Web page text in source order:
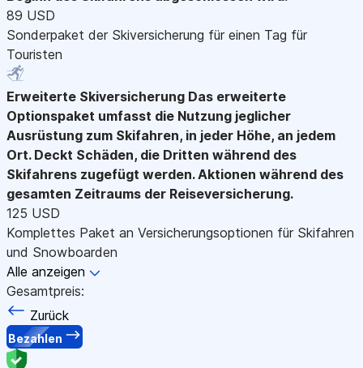
89 USD
Sonderpaket der Skiversicherung für einen Tag für
Touristen
Erweiterte Skiversicherung Das erweiterte
Optionspaket umfasst die Nutzung jeglicher
Ausrüstung zum Skifahren, in jeder Höhe, an jedem
Ort. Deckt Schäden, die Dritten während des
Skifahrens zugefügt werden. Aktionen während des
gesamten Zeitraums der Reiseversicherung.
125 USD
Komplettes Paket an Versicherungsoptionen für Skifahren
und Snowboarden
Alle anzeigen
Gesamtpreis:
Zurück
Bezahlen